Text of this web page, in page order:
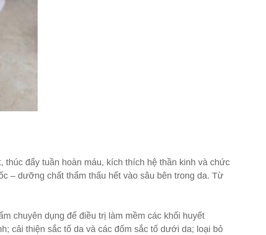
đẩy tuần hoàn máu, kích thích hệ thần kinh và chức
– dưỡng chất thẩm thấu hết vào sâu bên trong da. Từ
chuyên dụng để điều trị làm mềm các khối huyết
cải thiện sắc tố da và các đốm sắc tố dưới da; loại bỏ